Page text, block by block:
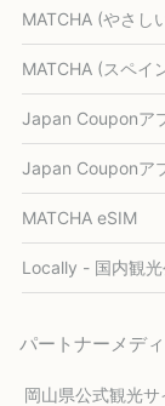
MATCHA (やさし
MATCHA (スペイ
Japan Couponア
Japan Couponア
MATCHA eSIM
Locally - 国内観光
パートナーメデ
岡山県公式観光サ